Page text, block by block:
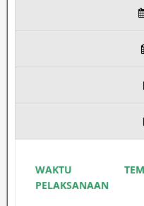
WAKTU
PELAKSANAAN